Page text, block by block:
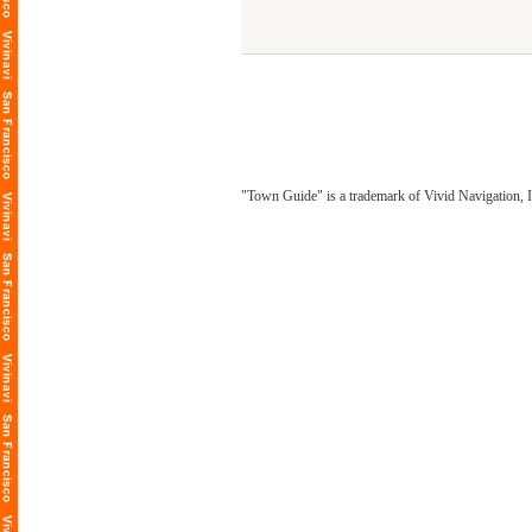
"Town Guide" is a trademark of Vivid Navigation,